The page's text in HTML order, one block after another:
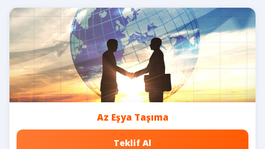
Az Eşya Taşıma
Teklif Al